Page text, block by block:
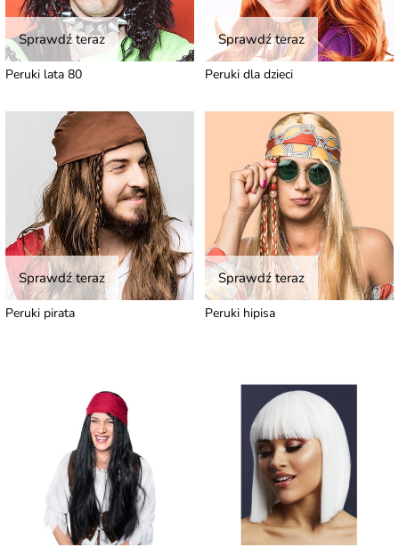
Sprawdź teraz
Peruki lata 80
Sprawdź teraz
Peruki dla dzieci
Sprawdź teraz
Peruki pirata
Sprawdź teraz
Peruki hipisa